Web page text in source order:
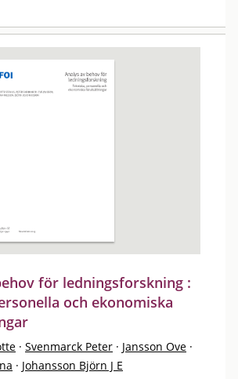
för ledningsforskning :
och ekonomiska
· Svenmarck Peter · Jansson Ove ·
· Johansson Björn J E